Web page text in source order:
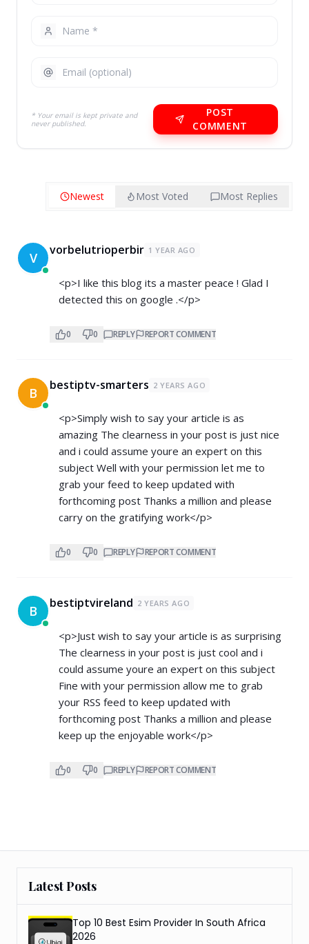
* Your email is kept private and
never published.
POST
COMMENT
Newest Most Voted Most Replies
V vorbelutrioperbir 1 YEAR AGO
<p>I like this blog its a master peace ! Glad I
detected this on google .</p>
0 0 REPLY REPORT COMMENT
B bestiptv-smarters 2 YEARS AGO
<p>Simply wish to say your article is as
amazing The clearness in your post is just nice
and i could assume youre an expert on this
subject Well with your permission let me to
grab your feed to keep updated with
forthcoming post Thanks a million and please
carry on the gratifying work</p>
0 0 REPLY REPORT COMMENT
B bestiptvireland 2 YEARS AGO
<p>Just wish to say your article is as surprising
The clearness in your post is just cool and i
could assume youre an expert on this subject
Fine with your permission allow me to grab
your RSS feed to keep updated with
forthcoming post Thanks a million and please
keep up the enjoyable work</p>
0 0 REPLY REPORT COMMENT
Latest Posts
Top 10 Best Esim Provider In South Africa
2026